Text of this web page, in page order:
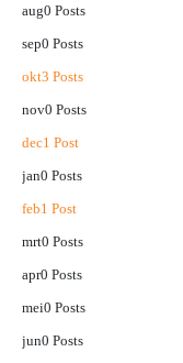
aug0 Posts
sep0 Posts
okt3 Posts
nov0 Posts
dec1 Post
jan0 Posts
feb1 Post
mrt0 Posts
apr0 Posts
mei0 Posts
jun0 Posts